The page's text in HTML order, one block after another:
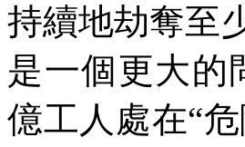
持續地劫奪至
是一個更大的
億工人處在“